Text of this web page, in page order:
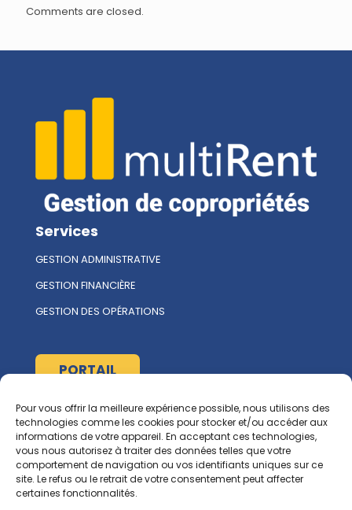
Pour vous offrir la meilleure expérience possible, nous utilisons des
technologies comme les cookies pour stocker et/ou accéder aux
informations de votre appareil. En acceptant ces technologies,
vous nous autorisez à traiter des données telles que votre
comportement de navigation ou vos identifiants uniques sur ce
site. Le refus ou le retrait de votre consentement peut affecter
certaines fonctionnalités.
Comments are closed.
Services
GESTION ADMINISTRATIVE
GESTION FINANCIÈRE
GESTION DES OPÉRATIONS
PORTAIL
À propos
L'ÉQUIPE MULTIRENT
NOUS CONTACTER